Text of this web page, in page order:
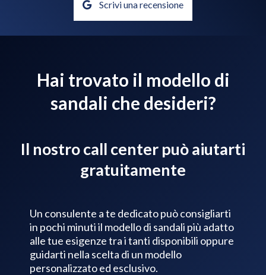
Scrivi una recensione
Hai trovato il modello di
sandali che desideri?
Il nostro call center può aiutarti
gratuitamente
Un consulente a te dedicato può consigliarti
in pochi minuti il modello di sandali più adatto
alle tue esigenze tra i tanti disponibili oppure
guidarti nella scelta di un modello
personalizzato ed esclusivo.